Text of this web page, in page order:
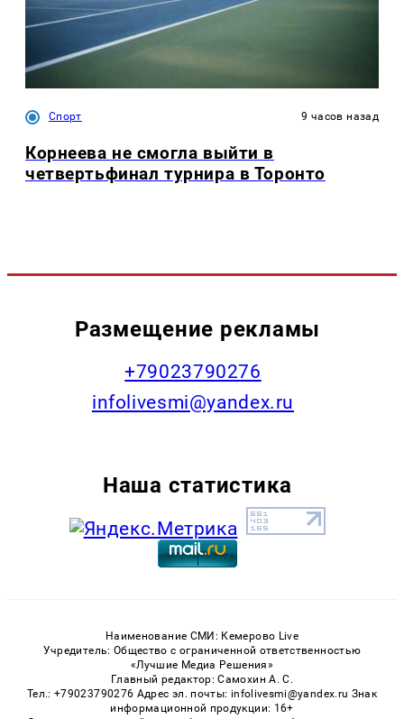
Спорт 9 часов назад
Корнеева не смогла выйти в
четвертьфинал турнира в Торонто
Размещение рекламы
+79023790276
infolivesmi@yandex.ru
Наша статистика
Наименование СМИ: Кемерово Live
Учредитель: Общество с ограниченной ответственностью
«Лучшие Медиа Решения»
Главный редактор: Самохин А. С.
Тел.: +79023790276 Адрес эл. почты: infolivesmi@yandex.ru Знак
информационной продукции: 16+